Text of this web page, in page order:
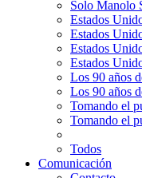
Solo Manolo
Estados
Estados
Estados
Estados
Los 90 años
Los 90 años
Tomando el
Tomando el
Todos
Comunicación